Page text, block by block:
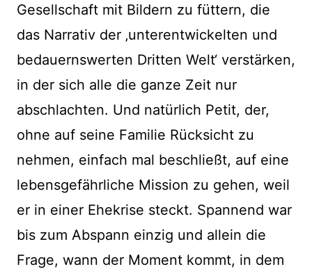
Gesellschaft mit Bildern zu füttern, die
das Narrativ der ‚unterentwickelten und
bedauernswerten Dritten Welt‘ verstärken,
in der sich alle die ganze Zeit nur
abschlachten. Und natürlich Petit, der,
ohne auf seine Familie Rücksicht zu
nehmen, einfach mal beschließt, auf eine
lebensgefährliche Mission zu gehen, weil
er in einer Ehekrise steckt. Spannend war
bis zum Abspann einzig und allein die
Frage, wann der Moment kommt, in dem